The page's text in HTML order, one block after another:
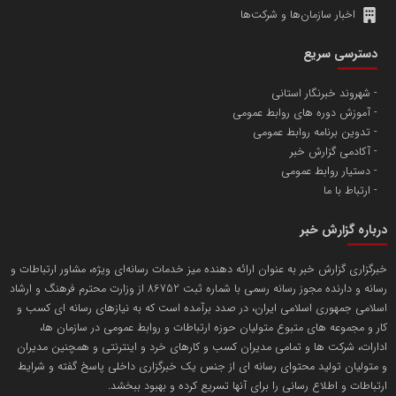
پایگاه اطلاع رسانی اعتلای نهادهای مردمی
پایگاه اطلاع رسانی دریا و نفت
تامین آهن اسفنجی تولیدکنندگان فولاد در کشور
تریبون
انتشار گسترده محتوا در رسانه گزارش خبر
مسعودصادقی
محمدعلی کرمعلی
اخبار سازمان‌ها و شرکت‌ها
دسترسی سریع
شهروند خبرنگار استانی
آموزش دوره های روابط عمومی
تدوین برنامه روابط عمومی
آکادمی گزارش خبر
دستیار روابط عمومی
ارتباط با ما
درباره گزارش خبر
خبرگزاری گزارش خبر به عنوان ارائه دهنده میز خدمات رسانه‌ای ویژه، مشاور ارتباطات و
رسانه و دارنده مجوز رسانه رسمی با شماره ثبت 86752 از وزارت محترم فرهنگ و ارشاد
اسلامی جمهوری اسلامی ایران، در صدد برآمده است که به نیازهای رسانه ای کسب و
کار و مجموعه های متبوع متولیان حوزه ارتباطات و روابط عمومی در سازمان ها،
ادارات، شرکت ها و تمامی مدیران کسب و کارهای خرد و اینترنتی و همچنین مدیران
و متولیان تولید محتوای رسانه ای از جنس یک خبرگزاری داخلی پاسخ گفته و شرایط
ارتباطات و اطلاع رسانی را برای آنها تسریع کرده و بهبود ببخشد.